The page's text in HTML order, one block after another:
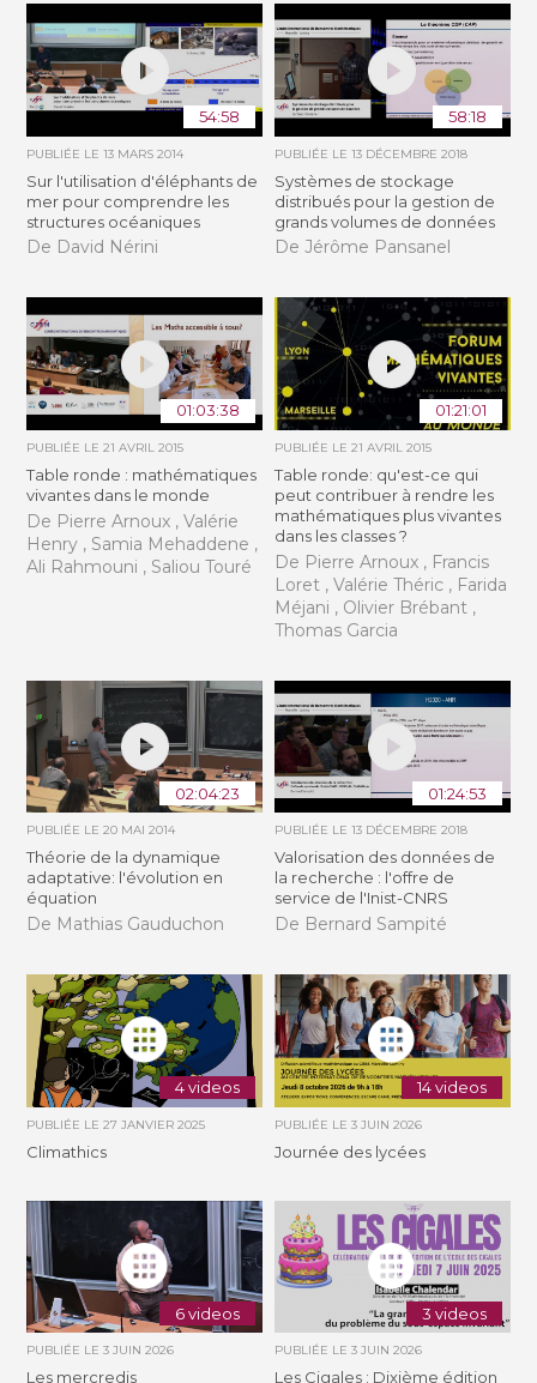
54:58
PUBLIÉE LE13 MARS 2014
Sur l'utilisation d'éléphants de
mer pour comprendre les
structures océaniques
De David Nérini
58:18
PUBLIÉE LE 13 DÉCEMBRE 2018
Systèmes de stockage
distribués pour la gestion de
grands volumes de données
De Jérôme Pansanel
01:03:38
PUBLIÉE LE21 AVRIL 2015
Table ronde : mathématiques
vivantes dans le monde
De Pierre Arnoux , Valérie
Henry , Samia Mehaddene ,
Ali Rahmouni , Saliou Touré
01:21:01
PUBLIÉE LE 21 AVRIL 2015
Table ronde: qu'est-ce qui
peut contribuer à rendre les
mathématiques plus vivantes
dans les classes ?
De Pierre Arnoux , Francis
Loret , Valérie Théric , Farida
Méjani , Olivier Brébant ,
Thomas Garcia
02:04:23
PUBLIÉE LE20 MAI 2014
Théorie de la dynamique
adaptative: l'évolution en
équation
De Mathias Gauduchon
01:24:53
PUBLIÉE LE 13 DÉCEMBRE 2018
Valorisation des données de
la recherche : l'offre de
service de l'Inist-CNRS
De Bernard Sampité
4 videos
PUBLIÉE LE27 JANVIER 2025
Climathics
14 videos
PUBLIÉE LE 3 JUIN 2026
Journée des lycées
6 videos
PUBLIÉE LE3 JUIN 2026
Les mercredis
3 videos
PUBLIÉE LE 3 JUIN 2026
Les Cigales : Dixième édition